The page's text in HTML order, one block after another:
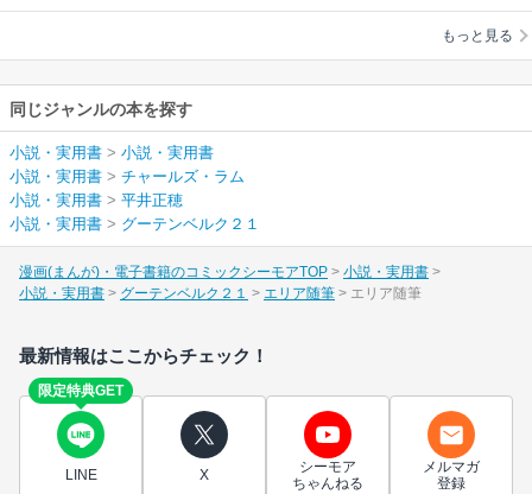
平井正穂
もっと見る
同じジャンルの本を探す
小説・実用書 > 小説・実用書
小説・実用書 > チャールズ・ラム
小説・実用書 > 平井正穂
小説・実用書 > グーテンベルク２１
漫画(まんが)・電子書籍のコミックシーモアTOP
小説・実用書
小説・実用書
グーテンベルク２１ エリア随筆 エリア随筆
最新情報はここからチェック！
限定特典GET
LINE X
シーモア
ちゃんねる
メルマガ
登録